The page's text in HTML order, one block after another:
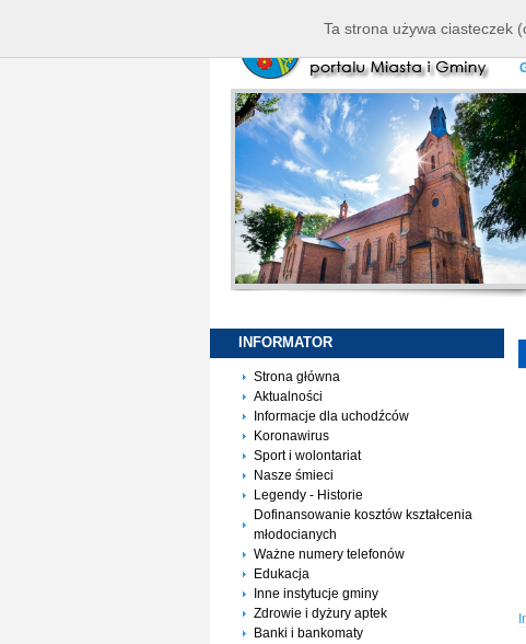
P
INFORMATOR
Strona główna
Aktualności
Informacje dla uchodźców
Koronawirus
Sport i wolontariat
Nasze śmieci
Legendy - Historie
Dofinansowanie kosztów kształcenia
młodocianych
Ważne numery telefonów
Edukacja
Inne instytucje gminy
Zdrowie i dyżury aptek
Banki i bankomaty
Ta strona używa ciasteczek